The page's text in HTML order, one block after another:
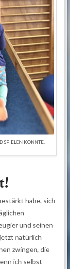
SPIELEN KONNTE,
habe, sich
und seinen
natürlich
zwingen, die
ich selbst